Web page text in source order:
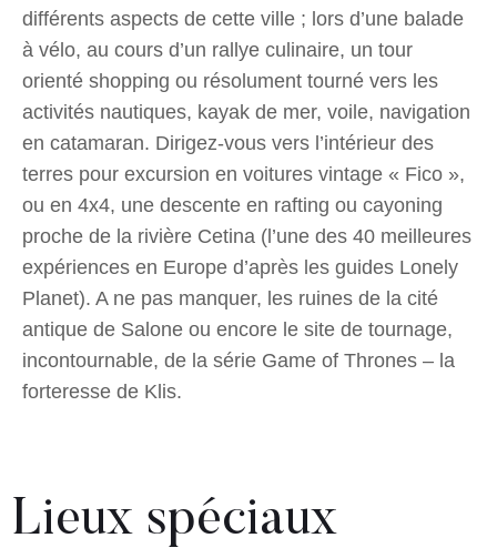
différents aspects de cette ville ; lors d’une balade
à vélo, au cours d’un rallye culinaire, un tour
orienté shopping ou résolument tourné vers les
activités nautiques, kayak de mer, voile, navigation
en catamaran. Dirigez-vous vers l’intérieur des
terres pour excursion en voitures vintage « Fico »,
ou en 4x4, une descente en rafting ou cayoning
proche de la rivière Cetina (l’une des 40 meilleures
expériences en Europe d’après les guides Lonely
Planet). A ne pas manquer, les ruines de la cité
antique de Salone ou encore le site de tournage,
incontournable, de la série Game of Thrones – la
forteresse de Klis.
Lieux spéciaux